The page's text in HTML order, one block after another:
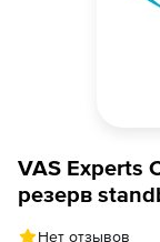
VAS Experts
резерв
Нет отзывов